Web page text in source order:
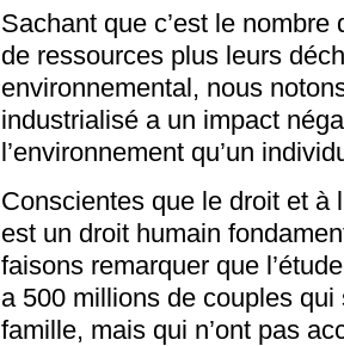
Sachant que c’est le
de ressources plus leurs
environnemental, nous
industrialisé a un impact
l’environnement qu’un
Conscientes que le droit et à
est un droit humain
faisons remarquer que
a 500 millions de couples
famille, mais qui n’ont pas